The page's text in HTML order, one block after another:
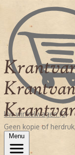
Uw winkelwagen (0)
Geen kopie of
Menu